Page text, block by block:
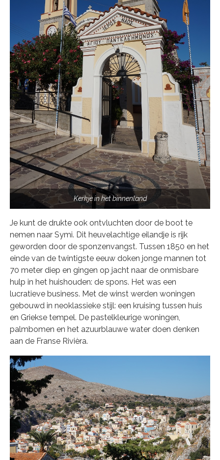
Kerkje in het binnenland
Je kunt de drukte ook ontvluchten door de boot te
nemen naar Symi. Dit heuvelachtige eilandje is rijk
geworden door de sponzenvangst. Tussen 1850 en het
einde van de twintigste eeuw doken jonge mannen tot
70 meter diep en gingen op jacht naar de onmisbare
hulp in het huishouden: de spons. Het was een
lucratieve business. Met de winst werden woningen
gebouwd in neoklassieke stijl: een kruising tussen huis
en Griekse tempel. De pastelkleurige woningen,
palmbomen en het azuurblauwe water doen denken
aan de Franse Rivièra.